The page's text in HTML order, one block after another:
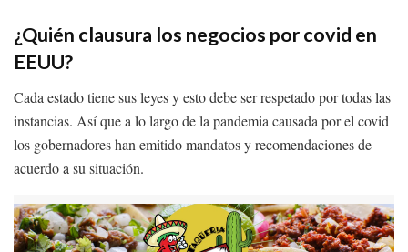
¿Quién clausura los negocios por covid en
EEUU?
Cada estado tiene sus leyes y esto debe ser respetado por todas las
instancias. Así que a lo largo de la pandemia causada por el covid
los gobernadores han emitido mandatos y recomendaciones de
acuerdo a su situación.